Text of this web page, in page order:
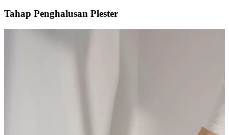
Tahap Penghalusan Plester